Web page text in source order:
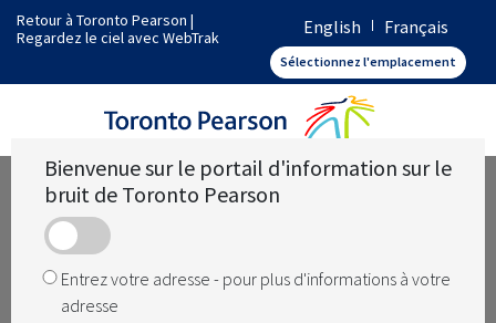
Retour à Toronto Pearson |
Regardez le ciel avec WebTrak
English Français
Sélectionnez l'emplacement
Bienvenue sur le portail d'information sur le
bruit de Toronto Pearson
Entrez votre adresse - pour plus d'informations à votre
adresse
Comment fonctionne Toronto Pearson